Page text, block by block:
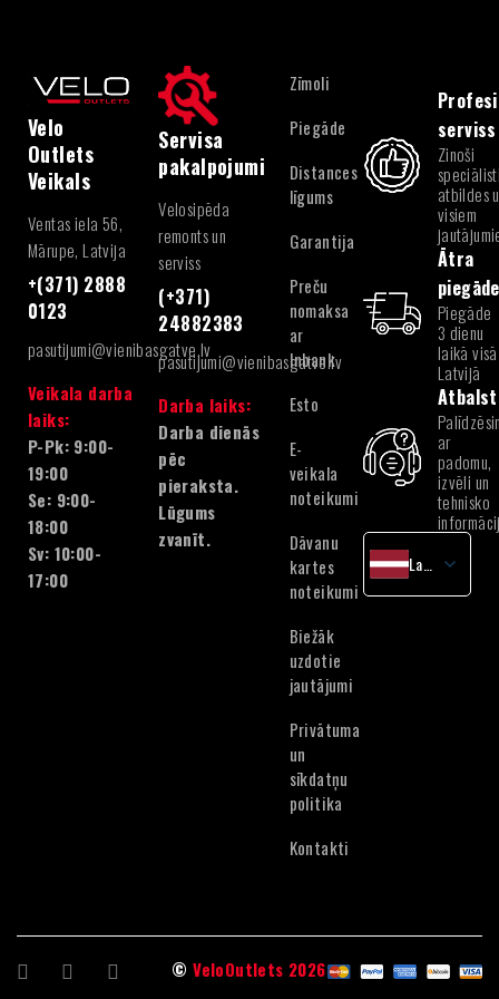
Velo
Outlets
Veikals
Ventas iela 56,
Mārupe, Latvija
+(371) 2888
0123
pasutijumi@vienibasgatve.lv
Veikala darba
laiks:
P-Pk: 9:00-
19:00
Se: 9:00-
18:00
Sv: 10:00-
17:00
Servisa
pakalpojumi
Velosipēda
remonts un
serviss
(+371)
24882383
pasutijumi@vienibasgatve.lv
Darba laiks:
Darba dienās
pēc
pieraksta.
Lūgums
zvanīt.
Zīmoli
Piegāde
Distances
līgums
Garantija
Preču
nomaksa
ar
Inbank
Esto
E-
veikala
noteikumi
Dāvanu
kartes
noteikumi
Biežāk
uzdotie
jautājumi
Privātuma
un
sīkdatņu
politika
Kontakti
serviss
Zinoši
atbildes
visiem
Ātra
piegāde
Piegāde
3 dienu
laikā visā
Latvijā
ar
padomu,
izvēli un
tehnisko
English
©VeloOutlets 2026